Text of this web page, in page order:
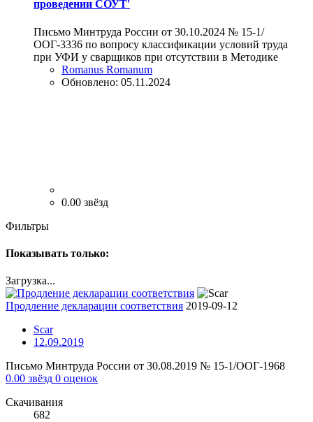
проведении СОУТ'
Письмо Минтруда России от 30.10.2024 № 15-1/
ООГ-3336 по вопросу классификации условий труда
при УФИ у сварщиков при отсутствии в Методике
Romanus Romanum
Обновлено: 05.11.2024
0.00 звёзд
Фильтры
Показывать только:
Загрузка...
Продление декларации соответствия 2019-09-12
Scar
12.09.2019
Письмо Минтруда России от 30.08.2019 № 15-1/ООГ-1968
0.00 звёзд 0 оценок
Скачивания
682